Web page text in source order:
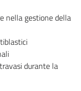
nella gestione della
durante la